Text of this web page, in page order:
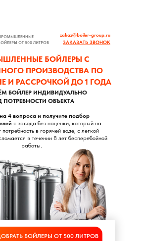
4 вопроса и получите подбор
с завода без наценки, который на
потребность в горячей воде, с легкой
в течении 8 лет бесперебойной
работы.
БОЙЛЕРЫ С
ПРОИЗВОДСТВАПО
И РАССРОЧКОЙ ДО 1 ГОДА
БОЙЛЕР ИНДИВИДУАЛЬНО
ПОТРЕБНОСТИ ОБЪЕКТА
ОТ 500 ЛИТРОВ
zakaz@boiler-group.ru
ЗАКАЗАТЬ ЗВОНОК
БОЙЛЕРЫ ОТ 500 ЛИТРОВ